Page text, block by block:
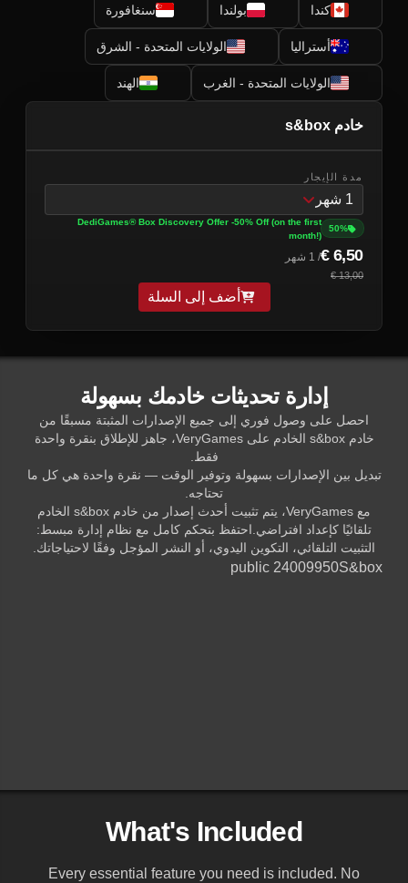
كندا بولندا سنغافورة
أستراليا الولايات المتحدة - الشرق
الولايات المتحدة - الغرب الهند
خادم s&box
مدة الإيجار
50%
DediGames® Box Discovery Offer -50% Off (on the first
month!)
6,50 € / 1 شهر
أضف إلى السلة
إدارة تحديثات خادمك بسهولة
احصل على وصول فوري إلى جميع الإصدارات المثبتة مسبقًا من
خادم s&box الخادم على VeryGames، جاهز للإطلاق بنقرة واحدة
فقط.
تبديل بين الإصدارات بسهولة وتوفير الوقت — نقرة واحدة هي كل ما
تحتاجه.
مع VeryGames، يتم تثبيت أحدث إصدار من خادم s&box الخادم
تلقائيًا كإعداد افتراضي.احتفظ بتحكم كامل مع نظام إدارة مبسط:
التثبيت التلقائي، التكوين اليدوي، أو النشر المؤجل وفقًا لاحتياجاتك.
S&box
public 24009950
What's Included
Every essential feature you need is included. No